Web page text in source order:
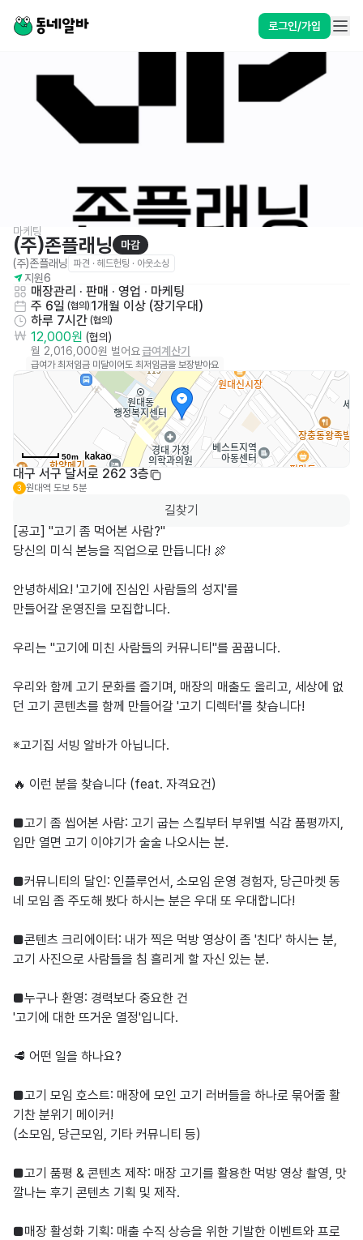
로그인/가입
마케팅
(주)존플래닝
마감
(주)존플래닝
파견 · 헤드헌팅 · 아웃소싱
지원6
매장관리 · 판매 · 영업 · 마케팅
주 6일 (협의) 1개월 이상 (장기우대)
하루 7시간 (협의)
12,000원 (협의)
월 2,016,000원 벌어요급여계산기
급여가 최저임금 미달이어도 최저임금을 보장받아요
50m
대구 서구 달서로 262 3층
3 원대역 도보 5분
길찾기
[공고] "고기 좀 먹어본 사람?"
당신의 미식 본능을 직업으로 만듭니다! 🍖
​안녕하세요! '고기에 진심인 사람들의 성지'를
만들어갈 운영진을 모집합니다.
​우리는 "고기에 미친 사람들의 커뮤니티"를 꿈꿉니다.
우리와 함께 고기 문화를 즐기며, 매장의 매출도 올리고, 세상에 없
던 고기 콘텐츠를 함께 만들어갈 '고기 디렉터'를 찾습니다!
※고기집 서빙 알바가 아닙니다.
​🔥 이런 분을 찾습니다 (feat. 자격요건)
■고기 좀 씹어본 사람: 고기 굽는 스킬부터 부위별 식감 품평까지,
입만 열면 고기 이야기가 술술 나오시는 분.
■커뮤니티의 달인: 인플루언서, 소모임 운영 경험자, 당근마켓 동
네 모임 좀 주도해 봤다 하시는 분은 우대 또 우대합니다!
■콘텐츠 크리에이터: 내가 찍은 먹방 영상이 좀 '친다' 하시는 분,
고기 사진으로 사람들을 침 흘리게 할 자신 있는 분.
​■누구나 환영: 경력보다 중요한 건
'고기에 대한 뜨거운 열정'입니다.
​🥩 어떤 일을 하나요?
■고기 모임 호스트: 매장에 모인 고기 러버들을 하나로 묶어줄 활
기찬 분위기 메이커!
(소모임, 당근모임, 기타 커뮤니티 등)
■고기 품평 & 콘텐츠 제작: 매장 고기를 활용한 먹방 영상 촬영, 맛
깔나는 후기 콘텐츠 기획 및 제작.
■매장 활성화 기획: 매출 수직 상승을 위한 기발한 이벤트와 프로